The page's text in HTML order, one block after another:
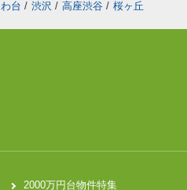
台 / 渋沢 / 高座渋谷 / 桜ヶ丘
2000万円台物件特集